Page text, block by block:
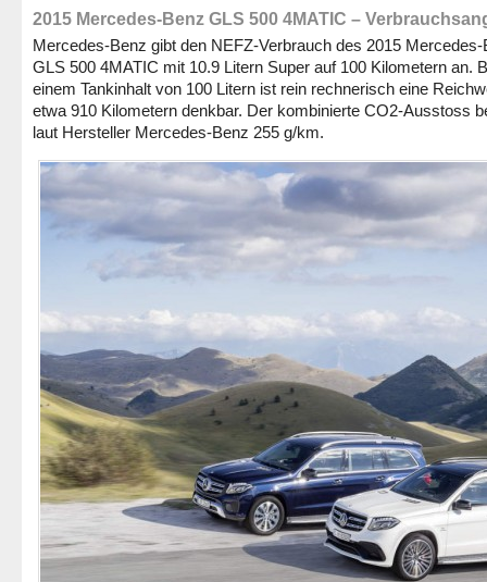
2015 Mercedes-Benz GLS 500 4MATIC –
Mercedes-Benz gibt den NEFZ-Verbrauch des 2015 Mercedes-
GLS 500 4MATIC mit 10.9 Litern Super auf 100 Kilometern an.
einem Tankinhalt von 100 Litern ist rein rechnerisch eine
etwa 910 Kilometern denkbar. Der kombinierte CO2-Ausstoss
laut Hersteller Mercedes-Benz 255 g/km.